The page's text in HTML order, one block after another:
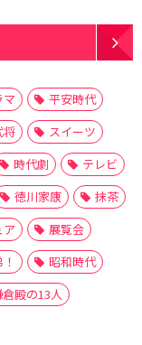
マ
平安時代
将
スイーツ
時代劇
テレビ
徳川家康
抹茶
ア
展覧会
昭和時代
殿の13人